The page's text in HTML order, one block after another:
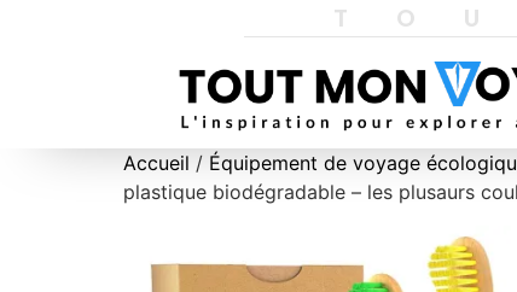
Accueil / Équipement de voyage
plastique biodégradable – les plusaurs